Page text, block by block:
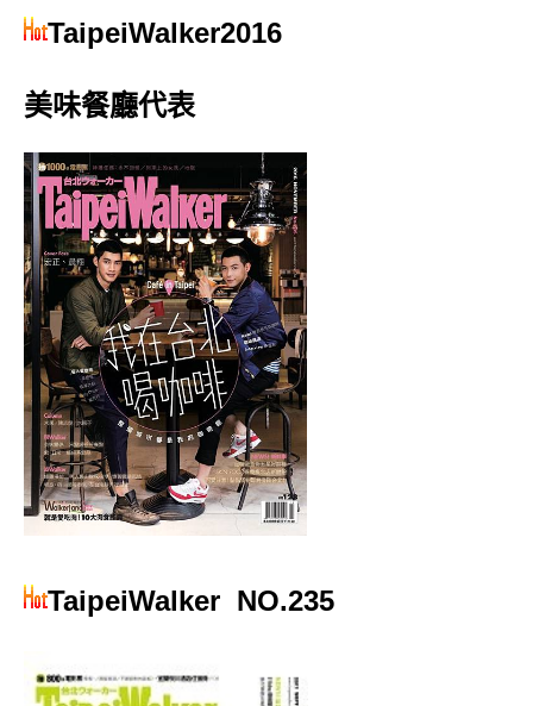
TaipeiWalker2016
美味餐廳代表
TaipeiWalker NO.235